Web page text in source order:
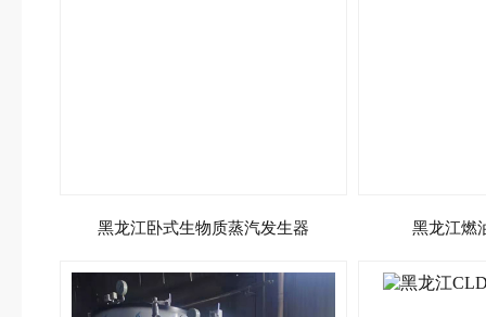
黑龙江卧式生物质蒸汽发生器 黑龙江燃